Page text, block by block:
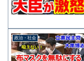
政治・社会